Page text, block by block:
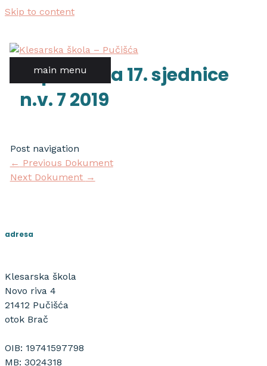
Skip to content
main menu
zapisnik sa 17. sjednice
n.v. 7 2019
Post navigation
← Previous Dokument
Next Dokument →
adresa
Klesarska škola
Novo riva 4
21412 Pučišća
otok Brač
OIB: 19741597798
MB: 3024318